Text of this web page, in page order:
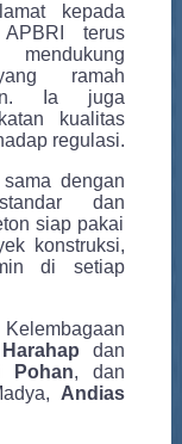
kepada
terus
ramah
Ia juga
kualitas
regulasi.
dengan
dan
siap pakai
konstruksi,
di setiap
dan
Pohan, dan
Andias